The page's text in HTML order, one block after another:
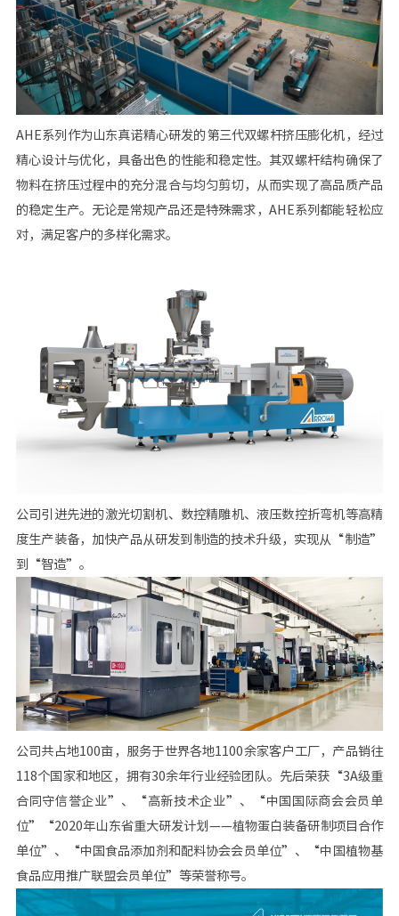
AHE系列作为山东真诺精心研发的第三代双螺杆挤压膨化机，经过
精心设计与优化，具备出色的性能和稳定性。其双螺杆结构确保了
物料在挤压过程中的充分混合与均匀剪切，从而实现了高品质产品
的稳定生产。无论是常规产品还是特殊需求，AHE系列都能轻松应
对，满足客户的多样化需求。
公司引进先进的激光切割机、数控精雕机、液压数控折弯机等高精
度生产装备，加快产品从研发到制造的技术升级，实现从“制造”
到“智造”。
公司共占地100亩，服务于世界各地1100余家客户工厂，产品销往
118个国家和地区，拥有30余年行业经验团队。先后荣获“3A级重
合同守信誉企业”、“高新技术企业”、“中国国际商会会员单
位”“2020年山东省重大研发计划——植物蛋白装备研制项目合作
单位”、“中国食品添加剂和配料协会会员单位”、“中国植物基
食品应用推广联盟会员单位”等荣誉称号。